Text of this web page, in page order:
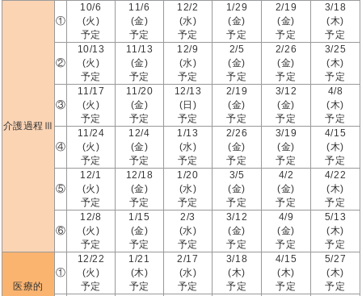
介護過程Ⅲ
①
10/6
(火)
予定
11/6
(金)
予定
12/2
(水)
予定
1/29
(金)
予定
2/19
(金)
予定
3/18
(木)
予定
②
10/13
(火)
予定
11/13
(金)
予定
12/9
(水)
予定
2/5
(金)
予定
2/26
(金)
予定
3/25
(木)
予定
③
11/17
(火)
予定
11/20
(金)
予定
12/13
(日)
予定
2/19
(金)
予定
3/12
(金)
予定
4/8
(木)
予定
④
11/24
(火)
予定
12/4
(金)
予定
1/13
(水)
予定
2/26
(金)
予定
3/19
(金)
予定
4/15
(木)
予定
⑤
12/1
(火)
予定
12/18
(金)
予定
1/20
(水)
予定
3/5
(金)
予定
4/2
(金)
予定
4/22
(木)
予定
⑥
12/8
(火)
予定
1/15
(金)
予定
2/3
(水)
予定
3/12
(金)
予定
4/9
(金)
予定
5/13
(木)
予定
医療的
①
12/22
(火)
予定
1/21
(木)
予定
2/17
(水)
予定
3/18
(木)
予定
4/15
(木)
予定
5/27
(木)
予定